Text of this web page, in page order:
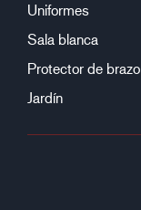
Uniformes
Sala blanca
Protector de brazo
Jardín